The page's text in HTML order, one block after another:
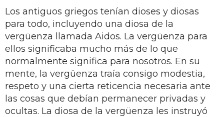
Los antiguos griegos tenían dioses y diosas
para todo, incluyendo una diosa de la
vergüenza llamada Aidos. La vergüenza para
ellos significaba mucho más de lo que
normalmente significa para nosotros. En su
mente, la vergüenza traía consigo modestia,
respeto y una cierta reticencia necesaria ante
las cosas que debían permanecer privadas y
ocultas. La diosa de la vergüenza les instruyó